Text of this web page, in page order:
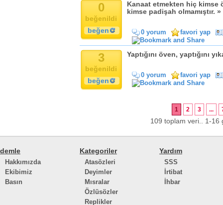
0
beğenildi
beğen
Kanaat etmekten hiç kimse
kimse padişah olmamıştır. »
0 yorum favori yap
3
beğenildi
beğen
Yaptığını öven, yaptığını
0 yorum favori yap
1 2 3 ...
109 toplam veri.. 1-16
demle
Hakkımızda
Ekibimiz
Basın
Kategoriler
Atasözleri
Deyimler
Mısralar
Özlüsözler
Replikler
Yardım
SSS
İrtibat
İhbar